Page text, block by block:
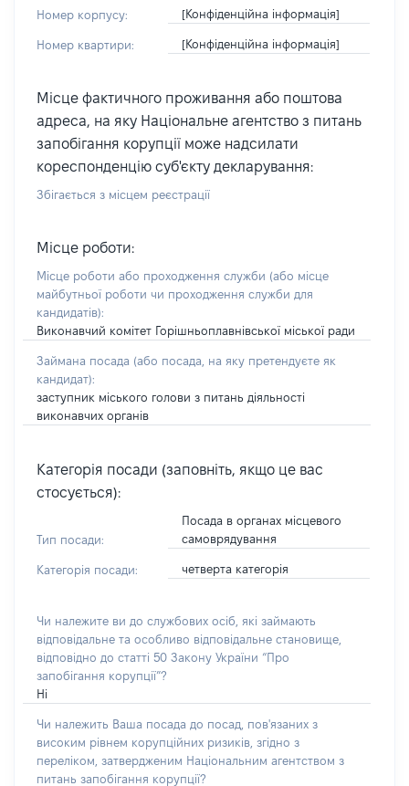
Номер корпусу: [Конфіденційна інформація]
Номер квартири: [Конфіденційна інформація]
Місце фактичного проживання або поштова
адреса, на яку Національне агентство з питань
запобігання корупції може надсилати
кореспонденцію суб'єкту декларування:
Збігається з місцем реєстрації
Місце роботи:
Місце роботи або проходження служби (або місце
майбутньої роботи чи проходження служби для
кандидатів):
Виконавчий комітет Горішньоплавнівської міської ради
Займана посада (або посада, на яку претендуєте як
кандидат):
заступник міського голови з питань діяльності
виконавчих органів
Категорія посади (заповніть, якщо це вас
стосується):
Тип посади:
Посада в органах місцевого
самоврядування
Категорія посади: четверта категорія
Чи належите ви до службових осіб, які займають
відповідальне та особливо відповідальне становище,
відповідно до статті 50 Закону України “Про
запобігання корупції”?
Ні
Чи належить Ваша посада до посад, пов'язаних з
високим рівнем корупційних ризиків, згідно з
переліком, затвердженим Національним агентством з
питань запобігання корупції?